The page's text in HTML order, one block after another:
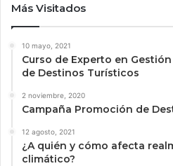
Más Visitados
10 mayo, 2021
Curso de Experto en
de Destinos Turísticos
2 noviembre, 2020
Campaña Promoción de
12 agosto, 2021
¿A quién y cómo afecta
climático?